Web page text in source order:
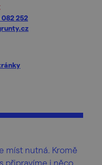
252
míst nutná. Kromě
připravíme i něco